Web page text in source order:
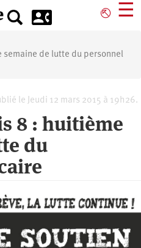
⎋ ☰
semaine de lutte du personnel
le Jeudi 12 mars 2015 à 19h26.
8 : huitième
du